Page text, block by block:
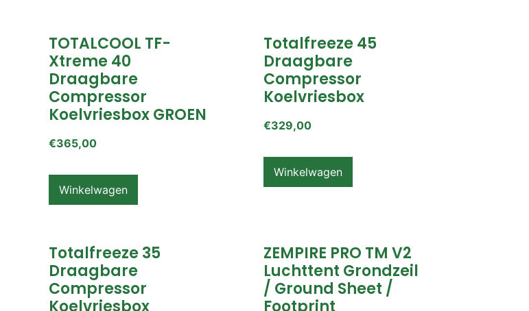
TOTALCOOL TF-
Xtreme 40
Draagbare
Compressor
Koelvriesbox GROEN
€365,00
Winkelwagen
Totalfreeze 45
Draagbare
Compressor
Koelvriesbox
€329,00
Winkelwagen
Totalfreeze 35
Draagbare
Compressor
Koelvriesbox
ZEMPIRE PRO TM V2
Luchttent Grondzeil
/ Ground Sheet /
Footprint